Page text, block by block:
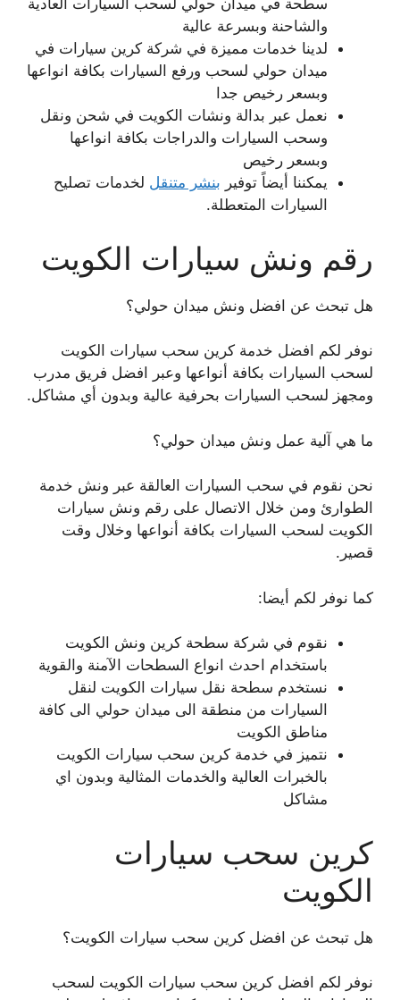
سطحة في ميدان حولي لسحب السيارات العادية
والشاحنة وبسرعة عالية
لدينا خدمات مميزة في شركة كرين سيارات في
ميدان حولي لسحب ورفع السيارات بكافة انواعها
وبسعر رخيص جدا
نعمل عبر بدالة ونشات الكويت في شحن ونقل
وسحب السيارات والدراجات بكافة انواعها
وبسعر رخيص
يمكننا أيضاً توفير بنشر متنقل لخدمات تصليح
السيارات المتعطلة.
رقم ونش سيارات الكويت
هل تبحث عن افضل ونش ميدان حولي؟
نوفر لكم افضل خدمة كرين سحب سيارات الكويت
لسحب السيارات بكافة أنواعها وعبر افضل فريق مدرب
ومجهز لسحب السيارات بحرفية عالية وبدون أي مشاكل.
ما هي آلية عمل ونش ميدان حولي؟
نحن نقوم في سحب السيارات العالقة عبر ونش خدمة
الطوارئ ومن خلال الاتصال على رقم ونش سيارات
الكويت لسحب السيارات بكافة أنواعها وخلال وقت
قصير.
كما نوفر لكم أيضا:
نقوم في شركة سطحة كرين ونش الكويت
باستخدام احدث انواع السطحات الآمنة والقوية
نستخدم سطحة نقل سيارات الكويت لنقل
السيارات من منطقة الى ميدان حولي الى كافة
مناطق الكويت
نتميز في خدمة كرين سحب سيارات الكويت
بالخبرات العالية والخدمات المثالية وبدون اي
مشاكل
كرين سحب سيارات
الكويت
هل تبحث عن افضل كرين سحب سيارات الكويت؟
نوفر لكم افضل كرين سحب سيارات الكويت لسحب